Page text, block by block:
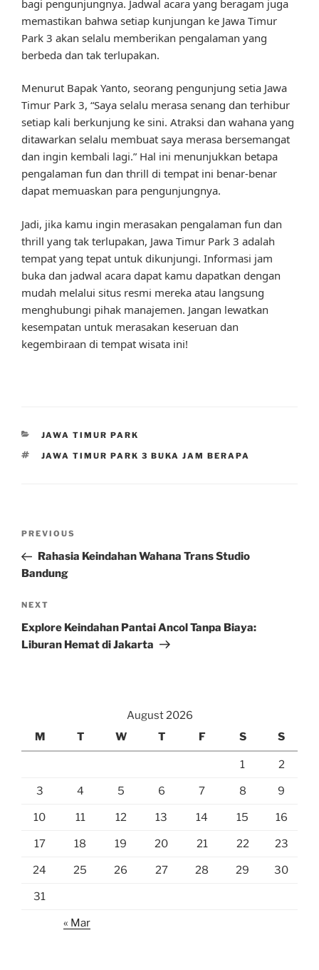
bagi pengunjungnya. Jadwal acara yang beragam juga
memastikan bahwa setiap kunjungan ke Jawa Timur
Park 3 akan selalu memberikan pengalaman yang
berbeda dan tak terlupakan.
Menurut Bapak Yanto, seorang pengunjung setia Jawa
Timur Park 3, “Saya selalu merasa senang dan terhibur
setiap kali berkunjung ke sini. Atraksi dan wahana yang
ditawarkan selalu membuat saya merasa bersemangat
dan ingin kembali lagi.” Hal ini menunjukkan betapa
pengalaman fun dan thrill di tempat ini benar-benar
dapat memuaskan para pengunjungnya.
Jadi, jika kamu ingin merasakan pengalaman fun dan
thrill yang tak terlupakan, Jawa Timur Park 3 adalah
tempat yang tepat untuk dikunjungi. Informasi jam
buka dan jadwal acara dapat kamu dapatkan dengan
mudah melalui situs resmi mereka atau langsung
menghubungi pihak manajemen. Jangan lewatkan
kesempatan untuk merasakan keseruan dan
kegembiraan di tempat wisata ini!
CATEGORIES
JAWA TIMUR PARK
TAGS
JAWA TIMUR PARK 3 BUKA JAM BERAPA
Previous
Post
PREVIOUS
Rahasia Keindahan Wahana Trans Studio
Bandung
Next
Post
NEXT
Explore Keindahan Pantai Ancol Tanpa Biaya:
Liburan Hemat di Jakarta
August 2026
M
T W T F S S
1 2
3 4 5 6 7 8 9
10 11 12 13 14 15 16
17 18 19 20 21 22 23
24 25 26 27 28 29 30
31
« Mar